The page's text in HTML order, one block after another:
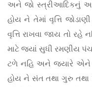
અને જો સ્ત્રીઆદિકનું
હોય ને તેમાં વૃત્તિ
વૃત્તિ રાખવા જાય તો
માટે જ્યાં સુધી રમણીય
ટળે નહિ અને જ્યારે એને
હોય ને સંત તથા ગુરુ તથા